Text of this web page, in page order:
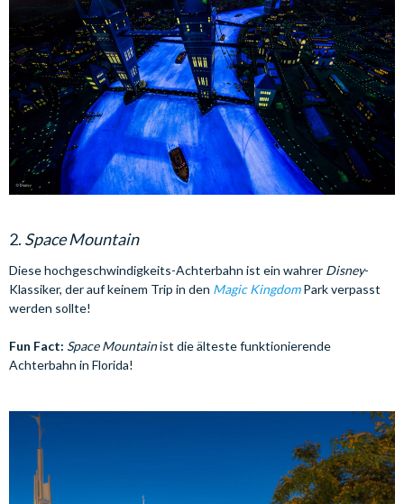
2. Space Mountain
Diese hochgeschwindigkeits-Achterbahn ist ein wahrer Disney-
Klassiker, der auf keinem Trip in den Magic KingdomPark verpasst
werden sollte!
Fun Fact: Space Mountainist die älteste funktionierende
Achterbahn in Florida!